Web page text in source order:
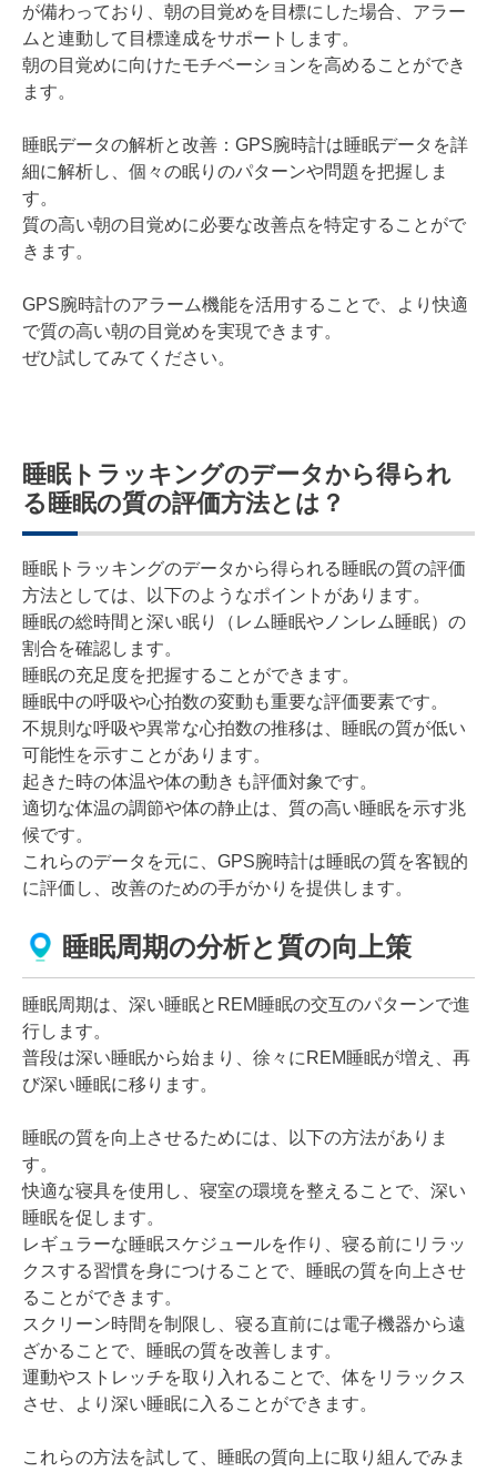
が備わっており、朝の目覚めを目標にした場合、アラー
ムと連動して目標達成をサポートします。
朝の目覚めに向けたモチベーションを高めることができ
ます。
睡眠データの解析と改善：GPS腕時計は睡眠データを詳
細に解析し、個々の眠りのパターンや問題を把握しま
す。
質の高い朝の目覚めに必要な改善点を特定することがで
きます。
GPS腕時計のアラーム機能を活用することで、より快適
で質の高い朝の目覚めを実現できます。
ぜひ試してみてください。
睡眠トラッキングのデータから得られ
る睡眠の質の評価方法とは？
睡眠トラッキングのデータから得られる睡眠の質の評価
方法としては、以下のようなポイントがあります。
睡眠の総時間と深い眠り（レム睡眠やノンレム睡眠）の
割合を確認します。
睡眠の充足度を把握することができます。
睡眠中の呼吸や心拍数の変動も重要な評価要素です。
不規則な呼吸や異常な心拍数の推移は、睡眠の質が低い
可能性を示すことがあります。
起きた時の体温や体の動きも評価対象です。
適切な体温の調節や体の静止は、質の高い睡眠を示す兆
候です。
これらのデータを元に、GPS腕時計は睡眠の質を客観的
に評価し、改善のための手がかりを提供します。
睡眠周期の分析と質の向上策
睡眠周期は、深い睡眠とREM睡眠の交互のパターンで進
行します。
普段は深い睡眠から始まり、徐々にREM睡眠が増え、再
び深い睡眠に移ります。
睡眠の質を向上させるためには、以下の方法がありま
す。
快適な寝具を使用し、寝室の環境を整えることで、深い
睡眠を促します。
レギュラーな睡眠スケジュールを作り、寝る前にリラッ
クスする習慣を身につけることで、睡眠の質を向上させ
ることができます。
スクリーン時間を制限し、寝る直前には電子機器から遠
ざかることで、睡眠の質を改善します。
運動やストレッチを取り入れることで、体をリラックス
させ、より深い睡眠に入ることができます。
これらの方法を試して、睡眠の質向上に取り組んでみま